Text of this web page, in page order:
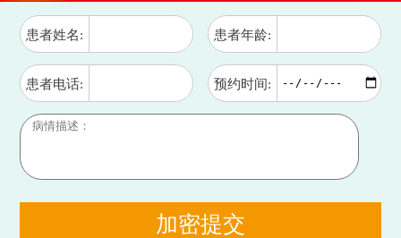
患者姓名: 患者年龄:
患者电话: 预约时间:
加密提交